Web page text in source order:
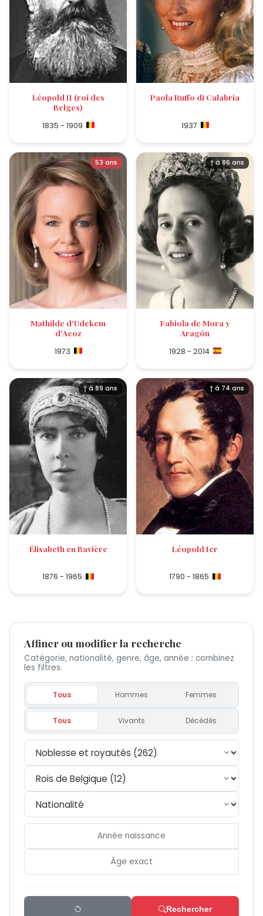
Léopold II (roi des
Belges)
1835 - 1909
Paola Ruffo di Calabria
1937
53 ans
Mathilde d'Udekem
d'Acoz
1973
† à 86 ans
Fabiola de Mora y
Aragón
1928 - 2014
† à 89 ans
Élisabeth en Bavière
1876 - 1965
† à 74 ans
Léopold Ier
1790 - 1865
Affiner ou modifier la recherche
Catégorie, nationalité, genre, âge, année : combinez
les filtres.
Tous Hommes Femmes
Tous Vivants Décédés
Rechercher